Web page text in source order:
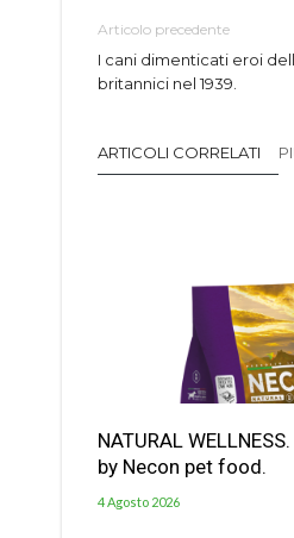
Articolo precedente
I cani dimenticati eroi
britannici nel 1939.
ARTICOLI CORRELATI
NATURAL
by Necon pet food.
4 Agosto 2026